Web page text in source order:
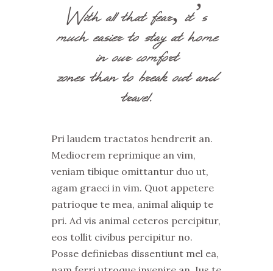
With all that fear, it’s
much easier to stay at home
in our comfort
zones than to break out and
travel.
Pri laudem tractatos hendrerit an.
Mediocrem reprimique an vim,
veniam tibique omittantur duo ut,
agam graeci in vim. Quot appetere
patrioque te mea, animal aliquip te
pri. Ad vis animal ceteros percipitur,
eos tollit civibus percipitur no.
Posse definiebas dissentiunt mel ea,